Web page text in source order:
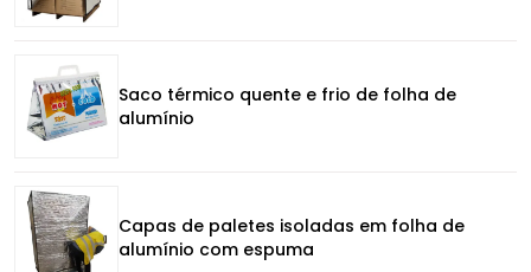
Saco térmico quente e frio de folha de
alumínio
Capas de paletes isoladas em folha de
alumínio com espuma